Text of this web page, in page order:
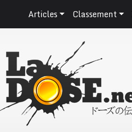
Articles Classement